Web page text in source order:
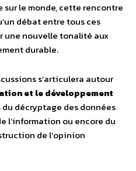
le monde, cette rencontre
débat entre tous ces
une nouvelle tonalité aux
durable.
s’articulera autour
et le développement
décryptage des données
l’information ou encore du
de l’opinion